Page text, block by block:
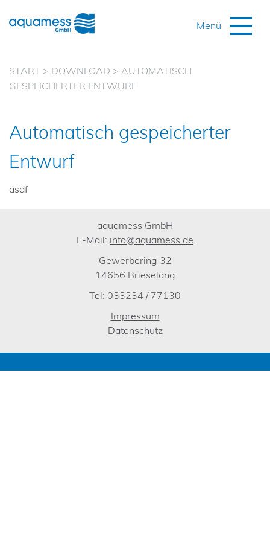
START > DOWNLOAD > AUTOMATISCH
GESPEICHERTER ENTWURF
Automatisch gespeicherter
Entwurf
asdf
aquamess GmbH
E-Mail: info@aquamess.de
Gewerbering 32
14656 Brieselang
Tel: 033234 / 77130
Impressum
Datenschutz